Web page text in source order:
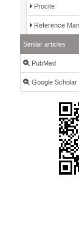
Procite
Reference
Similar articles
PubMed
Google Scholar